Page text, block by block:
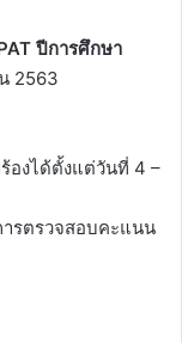
ปีการศึกษา
2563
องได้ตั้งแต่วันที่ 4 –
รตรวจสอบคะแนน